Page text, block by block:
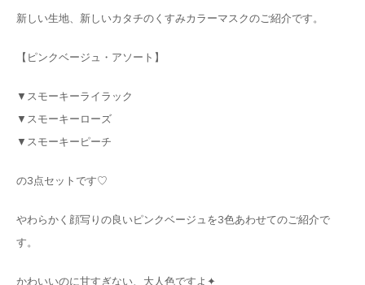
新しい生地、新しいカタチのくすみカラーマスクのご紹介です。
【ピンクベージュ・アソート】
▼スモーキーライラック
▼スモーキーローズ
▼スモーキーピーチ
の3点セットです♡
やわらかく顔写りの良いピンクベージュを3色あわせてのご紹介で
す。
かわいいのに甘すぎない、大人色ですよ✦ฺ